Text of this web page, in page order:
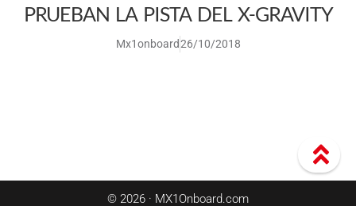
PRUEBAN LA PISTA DEL X-GRAVITY
Mx1onboard26/10/2018
© 2026 · MX1Onboard.com